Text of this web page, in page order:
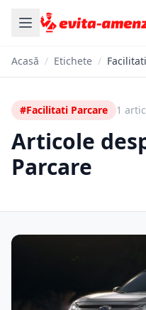
Acasă / Etichete /
#Facilitati Parcare 1
Articole
Parcare